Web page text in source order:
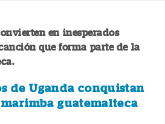
en inesperados
que forma parte de la
de Uganda conquistan
guatemalteca